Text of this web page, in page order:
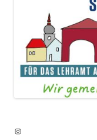
Instagram